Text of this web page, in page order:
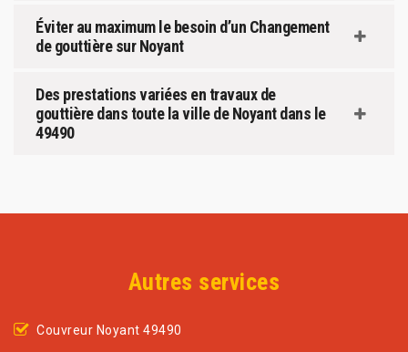
Éviter au maximum le besoin d’un Changement
de gouttière sur Noyant
Des prestations variées en travaux de
gouttière dans toute la ville de Noyant dans le
49490
Autres services
Couvreur Noyant 49490